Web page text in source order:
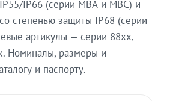
IP66 (серии МВА и МВС) и
степенью защиты IP68 (серии
артикулы — серии 88xx,
Номиналы, размеры и
и паспорту.